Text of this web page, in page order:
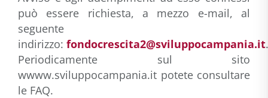
può essere richiesta, a mezzo e-mail, al
seguente
indirizzo: fondocrescita2@sviluppocampania.it.
Periodicamente sul sito
wwww.sviluppocampania.it potete consultare
le FAQ.